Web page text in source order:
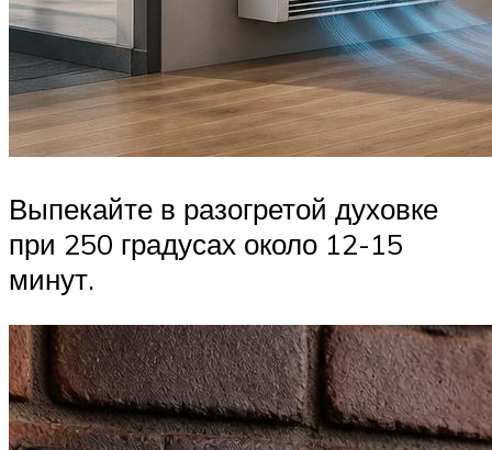
Выпекайте в разогретой духовке
при 250 градусах около 12-15
минут.